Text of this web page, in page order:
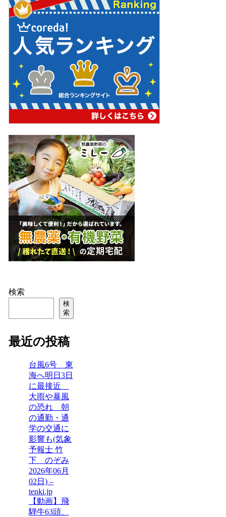
検索
検
索
最近の投稿
台風6号 東
海へ明日3日
に最接近
大雨や暴風
の恐れ 朝
の通勤・通
学の交通に
影響も(気象
予報士 竹
下 のぞみ
2026年06月
02日) –
tenki.jp
【動画】飛
騨牛63頭、